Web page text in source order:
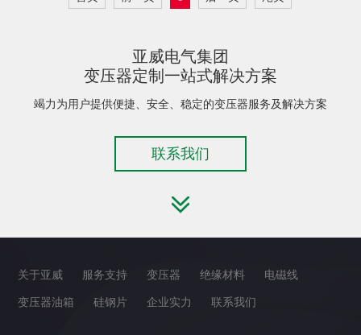
亚威电气集团
变压器定制一站式解决方案
竭力为用户提供便捷、安全、稳定的变压器服务及解决方案
联系我们
关于亚威 服务支持 变压器 绝缘材料 电磁线
变压器油箱 硅钢片 企业实力 联系我们